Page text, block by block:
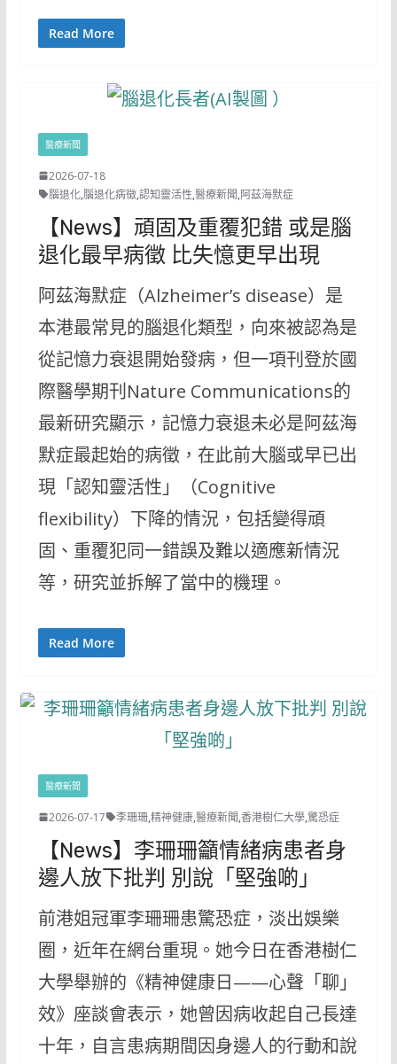
Read More
醫療新聞
2026-07-18
腦退化,腦退化病徵,認知靈活性,醫療新聞,阿茲海默症
【News】頑固及重覆犯錯 或是腦
退化最早病徵 比失憶更早出現
阿茲海默症（Alzheimer’s disease）是
本港最常見的腦退化類型，向來被認為是
從記憶力衰退開始發病，但一項刊登於國
際醫學期刊Nature Communications的
最新研究顯示，記憶力衰退未必是阿茲海
默症最起始的病徵，在此前大腦或早已出
現「認知靈活性」（Cognitive
flexibility）下降的情況，包括變得頑
固、重覆犯同一錯誤及難以適應新情況
等，研究並拆解了當中的機理。
Read More
醫療新聞
2026-07-17 李珊珊,精神健康,醫療新聞,香港樹仁大學,驚恐症
【News】李珊珊籲情緒病患者身
邊人放下批判 別說「堅強啲」
前港姐冠軍李珊珊患驚恐症，淡出娛樂
圈，近年在網台重現。她今日在香港樹仁
大學舉辦的《精神健康日——心聲「聊」
效》座談會表示，她曾因病收起自己長達
十年，自言患病期間因身邊人的行動和說